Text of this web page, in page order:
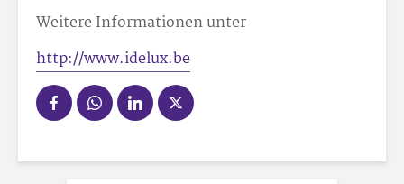
Weitere Informationen unter
http://www.idelux.be